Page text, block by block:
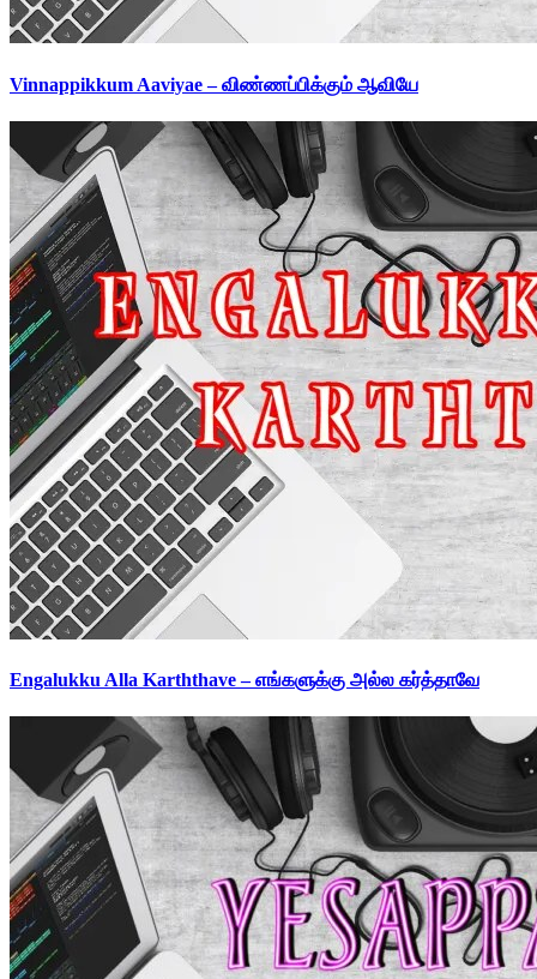
Vinnappikkum Aaviyae – விண்ணப்பிக்கும் ஆவியே
Engalukku Alla Karththave – எங்களுக்கு அல்ல கர்த்தாவே